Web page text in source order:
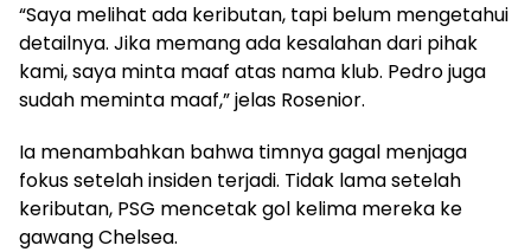
“Saya melihat ada keributan, tapi belum mengetahui
detailnya. Jika memang ada kesalahan dari pihak
kami, saya minta maaf atas nama klub. Pedro juga
sudah meminta maaf,” jelas Rosenior.
Ia menambahkan bahwa timnya gagal menjaga
fokus setelah insiden terjadi. Tidak lama setelah
keributan, PSG mencetak gol kelima mereka ke
gawang Chelsea.